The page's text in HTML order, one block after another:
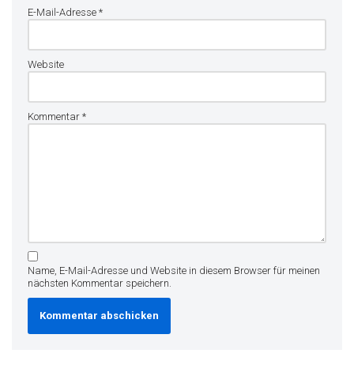
E-Mail-Adresse *
Website
Kommentar *
Name, E-Mail-Adresse und Website in diesem Browser für meinen
nächsten Kommentar speichern.